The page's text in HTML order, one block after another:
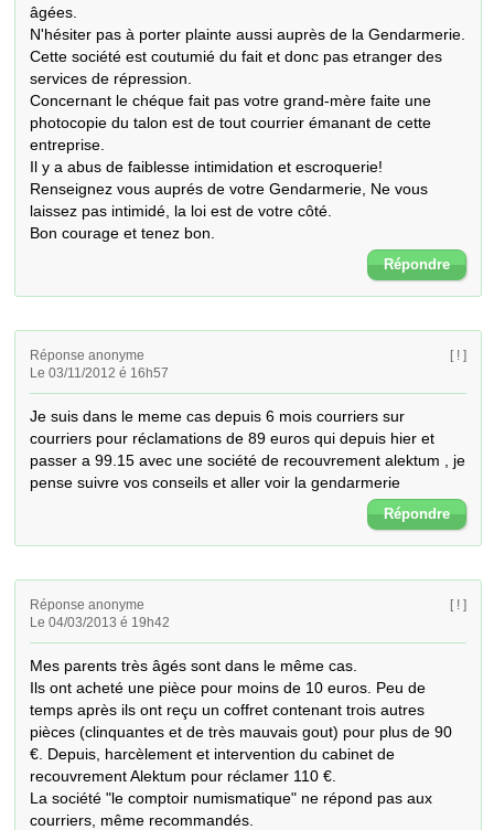
âgées.
N'hésiter pas à porter plainte aussi auprès de la Gendarmerie.
Cette société est coutumié du fait et donc pas etranger des
services de répression.
Concernant le chéque fait pas votre grand-mère faite une
photocopie du talon est de tout courrier émanant de cette
entreprise.
Il y a abus de faiblesse intimidation et escroquerie!
Renseignez vous auprés de votre Gendarmerie, Ne vous
laissez pas intimidé, la loi est de votre côté.
Bon courage et tenez bon.
Répondre
Réponse anonyme
Le 03/11/2012 é 16h57
[ ! ]
Je suis dans le meme cas depuis 6 mois courriers sur
courriers pour réclamations de 89 euros qui depuis hier et
passer a 99.15 avec une société de recouvrement alektum , je
pense suivre vos conseils et aller voir la gendarmerie
Répondre
Réponse anonyme
Le 04/03/2013 é 19h42
[ ! ]
Mes parents très âgés sont dans le même cas.
Ils ont acheté une pièce pour moins de 10 euros. Peu de
temps après ils ont reçu un coffret contenant trois autres
pièces (clinquantes et de très mauvais gout) pour plus de 90
€. Depuis, harcèlement et intervention du cabinet de
recouvrement Alektum pour réclamer 110 €.
La société "le comptoir numismatique" ne répond pas aux
courriers, même recommandés.